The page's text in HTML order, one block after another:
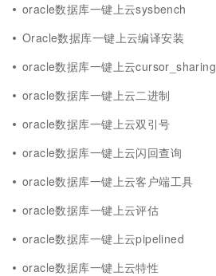
oracle数据库一键上云sysbench
Oracle数据库一键上云编译安装
oracle数据库一键上云cursor_sharing
oracle数据库一键上云二进制
oracle数据库一键上云双引号
oracle数据库一键上云闪回查询
oracle数据库一键上云客户端工具
oracle数据库一键上云评估
oracle数据库一键上云pipelined
oracle数据库一键上云特性